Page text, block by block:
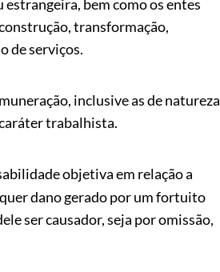
bem como os entes
transformação,
de serviços.
inclusive as de natureza
trabalhista.
objetiva em relação a
dano gerado por um fortuito
ser causador, seja por omissão,